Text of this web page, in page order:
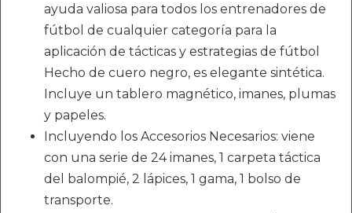
ayuda valiosa para todos los entrenadores de
fútbol de cualquier categoría para la
aplicación de tácticas y estrategias de fútbol
Hecho de cuero negro, es elegante sintética.
Incluye un tablero magnético, imanes, plumas
y papeles.
Incluyendo los Accesorios Necesarios: viene
con una serie de 24 imanes, 1 carpeta táctica
del balompié, 2 lápices, 1 gama, 1 bolso de
transporte.